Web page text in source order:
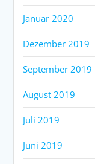
Januar 2020
Dezember 2019
September 2019
August 2019
Juli 2019
Juni 2019